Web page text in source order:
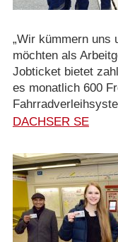
„Wir kümmern uns
möchten als
Jobticket bietet
es monatlich 600
DACHSER SE